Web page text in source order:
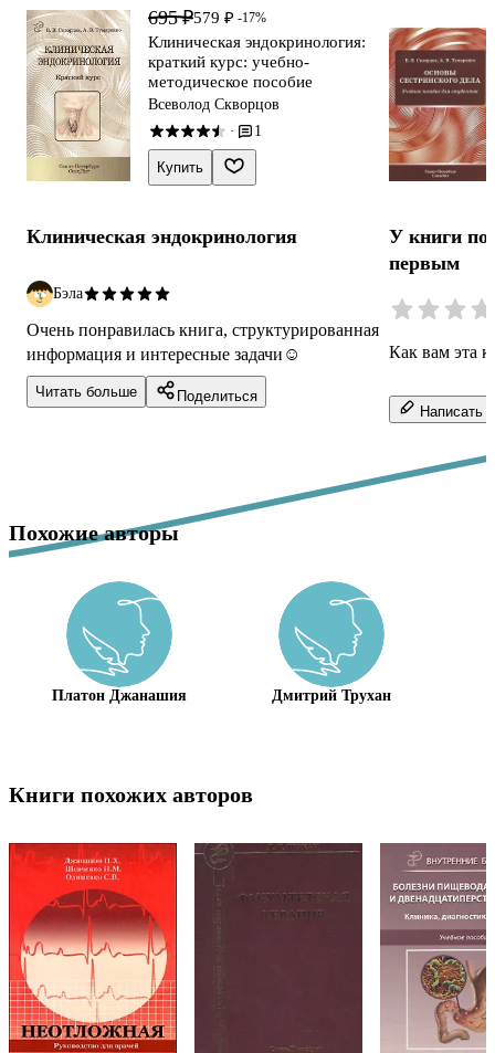
695 ₽579 ₽ -17%
Клиническая эндокринология:
краткий курс: учебно-
методическое пособие
Всеволод Скворцов
· 1
Купить
Клиническая эндокринология
Бэла
Очень понравилась книга, структурированная
информация и интересные задачи☺️
Читать больше Поделиться
У книги
первым
Как вам эта
Написать
Похожие авторы
Платон Джанашия Дмитрий Трухан
Книги похожих авторов